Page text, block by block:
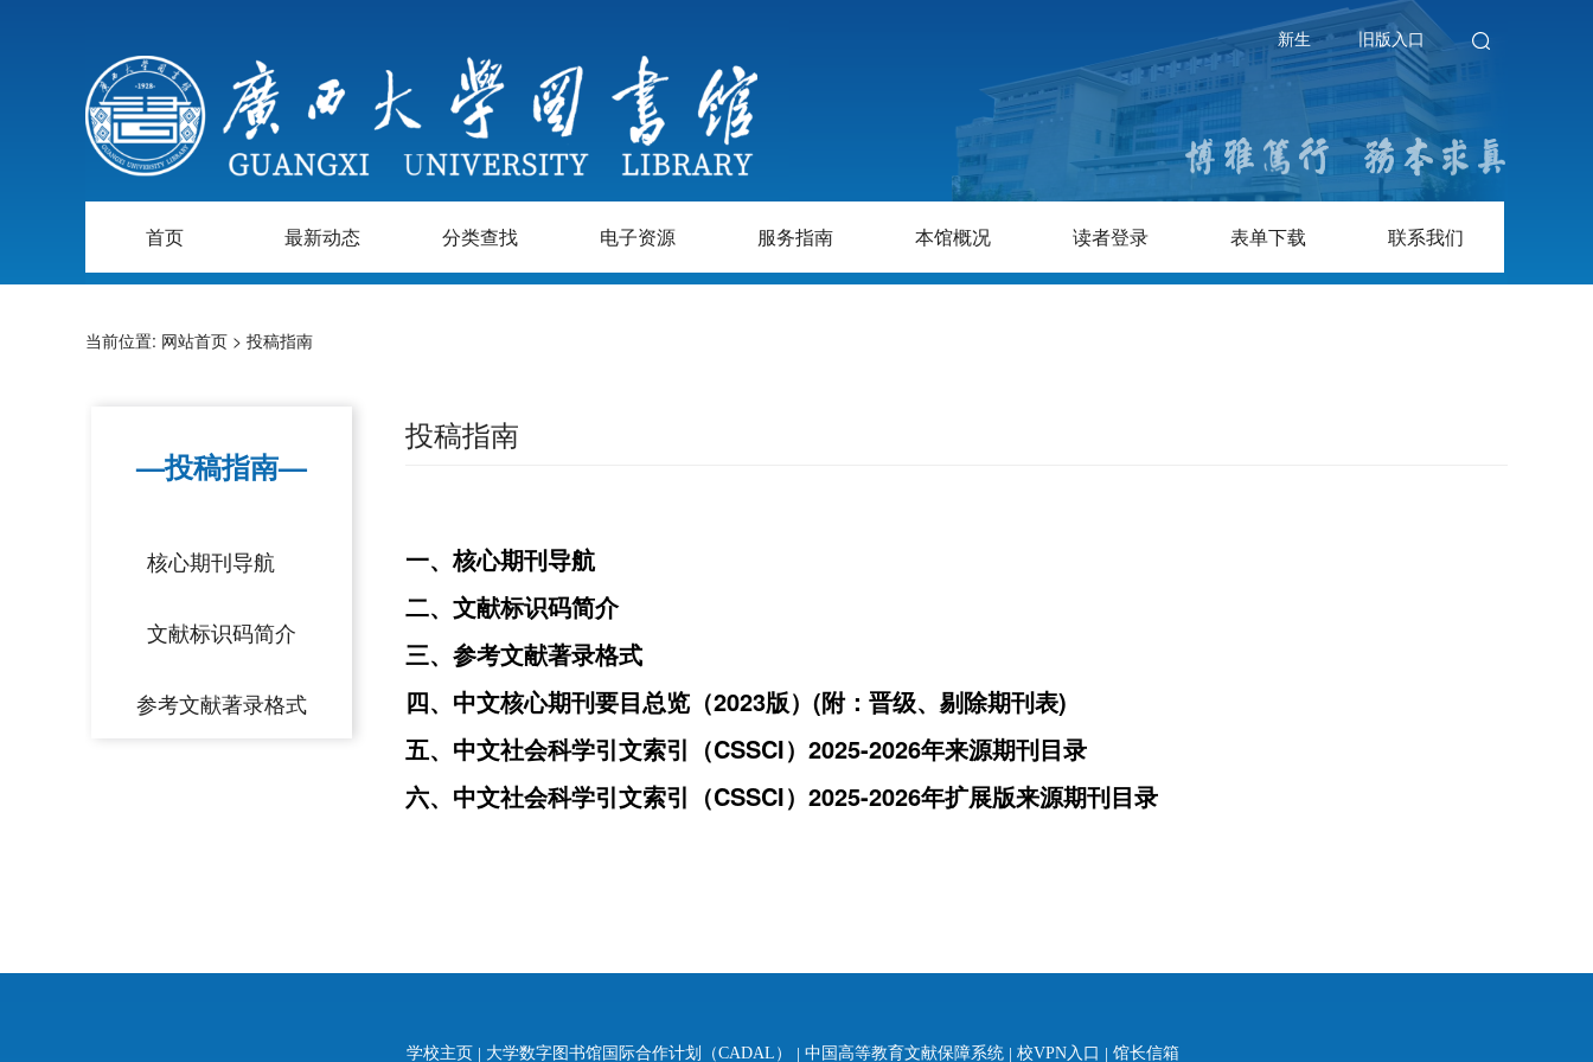
新生 旧版入口
首页 最新动态 分类查找 电子资源 服务指南 本馆概况 读者登录 表单下载 联系我们
当前位置: 网站首页 > 投稿指南
—投稿指南—
核心期刊导航
文献标识码简介
参考文献著录格式
投稿指南
一、核心期刊导航
二、文献标识码简介
三、参考文献著录格式
四、中文核心期刊要目总览（2023版）(附：晋级、剔除期刊表)
五、中文社会科学引文索引（CSSCI）2025-2026年来源期刊目录
六、中文社会科学引文索引（CSSCI）2025-2026年扩展版来源期刊目录
学校主页 | 大学数字图书馆国际合作计划（CADAL） | 中国高等教育文献保障系统 | 校VPN入口 | 馆长信箱